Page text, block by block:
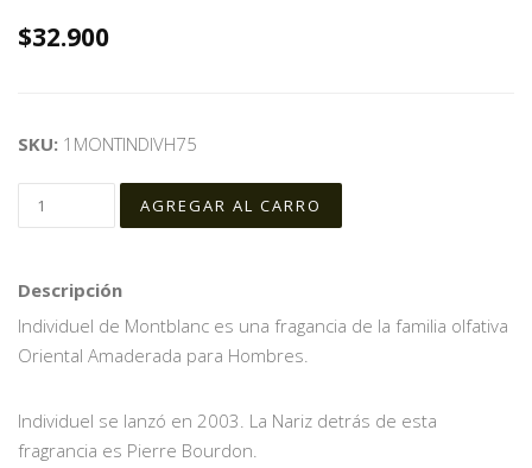
$32.900
SKU: 1MONTINDIVH75
Descripción
Individuel de Montblanc es una fragancia de la familia olfativa
Oriental Amaderada para Hombres.
Individuel se lanzó en 2003. La Nariz detrás de esta
fragrancia es Pierre Bourdon.